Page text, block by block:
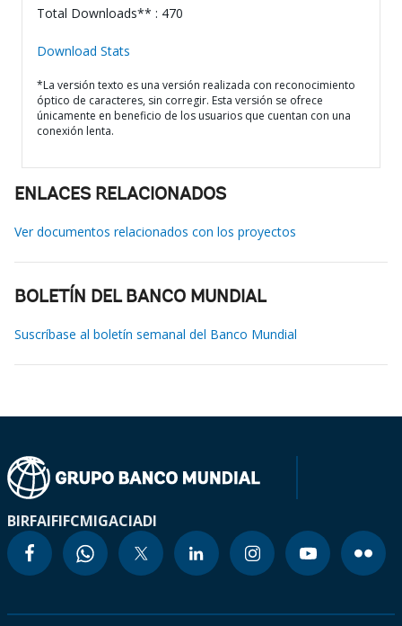
Total Downloads** : 470
Download Stats
*La versión texto es una versión realizada con reconocimiento
óptico de caracteres, sin corregir. Esta versión se ofrece
únicamente en beneficio de los usuarios que cuentan con una
conexión lenta.
ENLACES RELACIONADOS
Ver documentos relacionados con los proyectos
BOLETÍN DEL BANCO MUNDIAL
Suscríbase al boletín semanal del Banco Mundial
BIRFAIFIFCMIGACIADI